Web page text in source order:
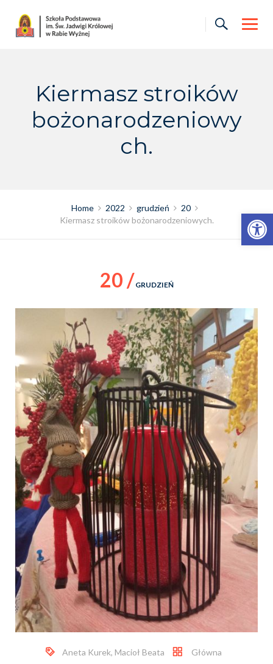
Otwórz pasek narzędzi
content
Kiermasz stroików
bożonarodzeniowy
ch.
Home 2022 grudzień
20
Kiermasz stroików bożonarodzeniowych.
20 / GRUDZIEŃ
Aneta Kurek, Macioł Beata
Główna